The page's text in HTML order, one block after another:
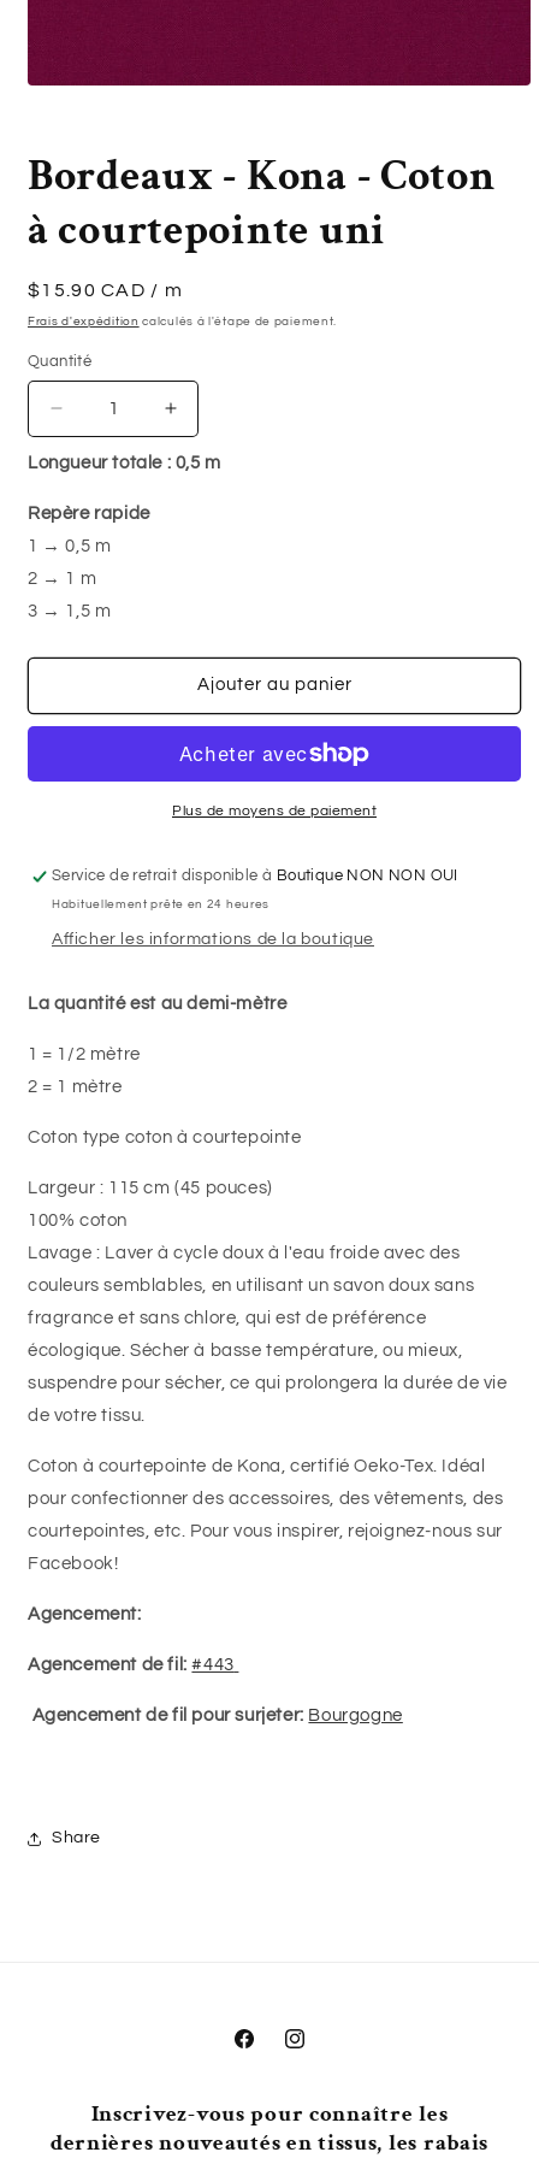
dans
une
modale
Bordeaux - Kona - Coton
à courtepointe uni
Prix
habituel
$15.90 CAD / m
Frais d'expédition calculés à l'étape de paiement.
Quantité
Quantité
Réduire
la
quantité
Bordeaux
-
Kona
Coton
Augmenter
la
quantité
courtepointe
Longueur totale : 0,5 m
Repère rapide
1 → 0,5 m
2 → 1 m
3 → 1,5 m
Ajouter au panier
Plus de moyens de paiement
Service de retrait disponible à Boutique NON NON OUI
Habituellement prête en 24 heures
Afficher les informations de la boutique
La quantité est au demi-mètre
1 = 1/2 mètre
2 = 1 mètre
Coton type coton à courtepointe
Largeur : 115 cm (45 pouces)
100% coton
Lavage : Laver à cycle doux à l'eau froide avec des
couleurs semblables, en utilisant un savon doux sans
fragrance et sans chlore, qui est de préférence
écologique. Sécher à basse température, ou mieux,
suspendre pour sécher, ce qui prolongera la durée de vie
de votre tissu.
Coton à courtepointe de Kona, certifié Oeko-Tex. Idéal
pour confectionner des accessoires, des vêtements, des
courtepointes, etc. Pour vous inspirer, rejoignez-nous sur
Facebook!
Agencement:
Agencement de fil:#443
Agencement de fil pour surjeter: Bourgogne
Share
FacebookInstagram
Inscrivez-vous pour connaître les
dernières nouveautés en tissus, les rabais